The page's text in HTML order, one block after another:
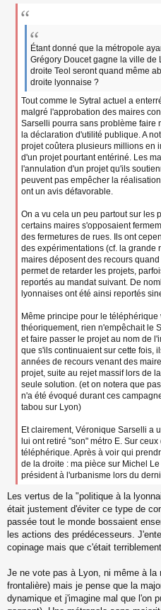
e
Étant donné que la métropole
Grégory Doucet gagne la ville de
droite Teol seront quand même
droite lyonnaise ?
Tout comme le Sytral actuel a
malgré l'approbation des maires
Sarselli pourra sans problème faire
la déclaration d'utilité publique. A
projet coûtera plusieurs millions en
d'un projet pourtant entériné. Les
l'annulation d'un projet qu'ils
peuvent pas empêcher la
ont un avis défavorable.
On a vu cela un peu partout sur les
certains maires s'opposaient
des fermetures de rues. Ils ont
des expérimentations (cf. la grande
maires déposent des recours
permet de retarder les projets,
reportés au mandat suivant. De
lyonnaises ont été ainsi reportés
Même principe pour le
théoriquement, rien n'empêchait le
et faire passer le projet au nom de
que s'ils continuaient sur cette fois,
années de recours venant des
projet, suite au rejet massif lors de
seule solution. (et on notera que
n'a été évoqué durant ces
tabou sur Lyon)
Et clairement, Véronique Sarselli a
lui ont retiré "son" métro E. Sur
téléphérique. Après à voir qui
de la droite : ma pièce sur Michel
président à l'urbanisme lors du
Les vertus de la "politique à la
était justement d'éviter ce type de
passée tout le monde bossaient
les actions des prédécesseurs.
copinage mais que c'était
Je ne vote pas à Lyon, ni même à
frontalière) mais je pense que la
dynamique et j'imagine mal que l'on